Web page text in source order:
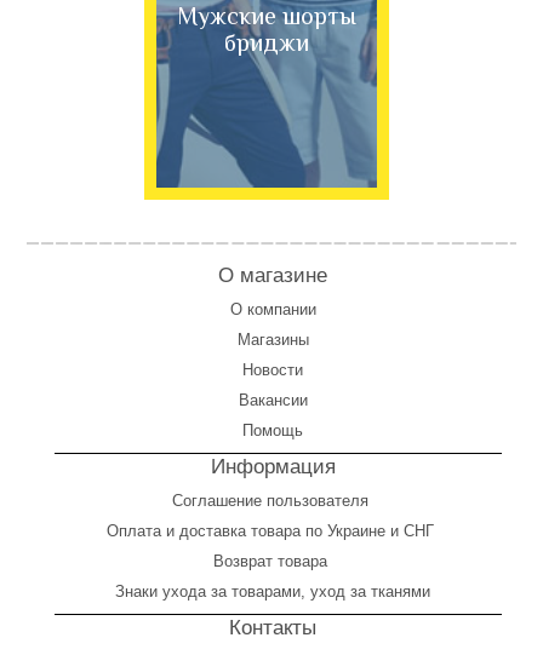
Мужские шорты
бриджи
О магазине
О компании
Магазины
Новости
Вакансии
Помощь
Информация
Соглашение пользователя
Оплатаи доставка товара по Украине и СНГ
Возврат товара
Знаки ухода за товарами, уход за тканями
Контакты